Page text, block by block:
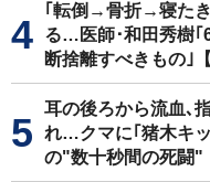
｢転倒→骨折→寝た
る…医師･和田秀樹｢
断捨離すべきもの｣
耳の後ろから流血､
れ…クマに｢猪木キ
の"数十秒間の死闘"